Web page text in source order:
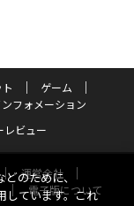
ゲーム
ンフォメーション
レビュー
運営会社
電子版について
のために、
しています。これ